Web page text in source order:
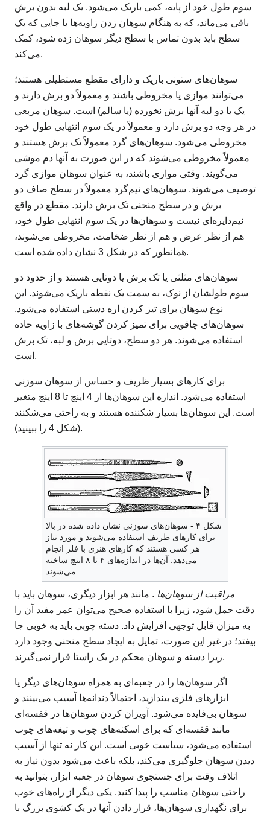
سوم طول خود از پایه، کمی باریک می‌شود. یک لبه بدون برش
باقی می‌ماند، که به هنگام سوهان زدن زاویه‌ها یا جایی که یک
سطح باید بدون تماس با سطح دیگر سوهان زده شود، کمک
می‌کند.
سوهان‌های ستونی باریک و دارای مقطع مستطیلی هستند؛
می‌توانند موازی یا مخروطی باشند و معمولاً دو برش دارند و
یک یا دو لبه آنها برش نخورده (یا سالم) است. سوهان مربعی
در هر وجه دو برش دارد و معمولاً در یک سوم انتهایی طول خود
مخروطی می‌شود. سوهان‌های گرد معمولاً تک برش هستند و
معمولاً مخروطی می‌شوند که در این صورت به آنها دم موشی
می‌گویند. وقتی موازی باشند، به عنوان سوهان موازی گرد
توصیف می‌شوند. سوهان‌های نیم‌گرد معمولاً در سطح صاف دو
برش و در سطح منحنی تک برش دارند. مقطع در واقع
نیم‌دایره‌ای نیست و سوهان‌ها در یک سوم انتهایی طول خود،
هم از نظر عرض و هم از نظر ضخامت، مخروطی می‌شوند،
همانطور که در شکل 3 نشان داده شده است.
سوهان‌های مثلثی یا تک برش یا دوتایی هستند و از حدود دو
سوم طولشان از نوک، به سمت یک نقطه باریک می‌شوند. این
نوع سوهان برای تیز کردن اره دستی استفاده می‌شود.
سوهان‌های چاقویی برای تمیز کردن گوشه‌های با زاویه حاده
استفاده می‌شوند. هر دو سطح، دوتایی برش و لبه، تک برش
است.
برای کارهای بسیار ظریف و حساس از سوهان سوزنی
استفاده می‌شود. اندازه این سوهان‌ها از 4 اینچ تا 8 اینچ متغیر
است. این سوهان‌ها بسیار شکننده هستند و به راحتی می‌شکنند
(شکل 4 را ببینید).
شکل ۴ - سوهان‌های سوزنی نشان داده شده در بالا
برای کارهای ظریف استفاده می‌شوند و مورد نیاز
هر کسی هستند که کارهای هنری با فلز انجام
می‌دهد. آن‌ها در اندازه‌های ۴ تا ۸ اینچ ساخته
مراقبت از سوهان‌ها . مانند هر ابزار دیگری، سوهان باید با
دقت حمل شود، زیرا با استفاده صحیح می‌توان عمر مفید آن را
به میزان قابل توجهی افزایش داد. دسته چوبی باید به خوبی جا
بیفتد؛ در غیر این صورت، تمایل به ایجاد سطح منحنی وجود دارد
زیرا دسته و سوهان محکم در یک راستا قرار نمی‌گیرند.
اگر سوهان‌ها را در جعبه‌ای به همراه سوهان‌های دیگر یا
ابزارهای فلزی بیندازید، احتمالاً دندانه‌ها آسیب می‌بینند و
سوهان بی‌فایده می‌شود. آویزان کردن سوهان‌ها در قفسه‌ای
مانند قفسه‌ای که برای اسکنه‌های چوب و تیغه‌های چوب
استفاده می‌شود، سیاست خوبی است. این کار نه تنها از آسیب
دیدن سوهان جلوگیری می‌کند، بلکه باعث می‌شود بدون نیاز به
اتلاف وقت برای جستجوی سوهان در جعبه ابزار، بتوانید به
راحتی سوهان مناسب را پیدا کنید. یکی دیگر از راه‌های خوب
برای نگهداری سوهان‌ها، قرار دادن آنها در یک کشوی بزرگ با